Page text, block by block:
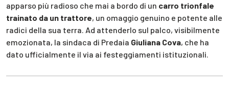
apparso più radioso che mai a bordo di un carro trionfale
trainato da un trattore, un omaggio genuino e potente alle
radici della sua terra. Ad attenderlo sul palco, visibilmente
emozionata, la sindaca di Predaia Giuliana Cova, che ha
dato ufficialmente il via ai festeggiamenti istituzionali.